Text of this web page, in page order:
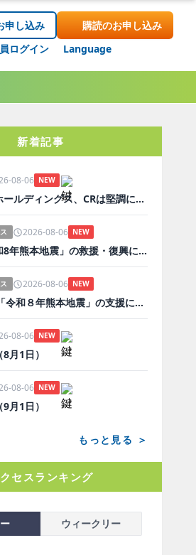
申し込み
購読のお申し込み
ログイン
Language
新着記事
08-06 NEW
レゾナック・ホールディングス、CRは堅調に推移
2026-08-06 NEW
クラレ、「令和8年熊本地震」の救援・復興に義援金
2026-08-06 NEW
TOYO TIRE、「令和８年熊本地震」の支援に義援金
08-06 NEW
月1日）
08-06 NEW
月1日）
もっと見る ＞
セスランキング
ウィークリー